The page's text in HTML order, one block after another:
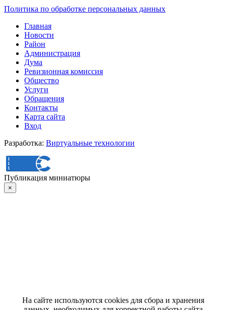
Политика по обработке персональных данных
Главная
Новости
Район
Администрация
Дума
Ревизионная комиссия
Общество
Услуги
Обращения
Контакты
Карта сайта
Вход
Разработка: Виртуальные технологии
Публикация миниатюры
×
На сайте используются cookies для сбора и хранения